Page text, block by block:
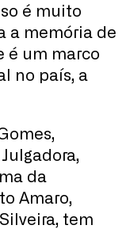
é muito
a memória de
é um marco
no país, a
da
Amaro,
tem